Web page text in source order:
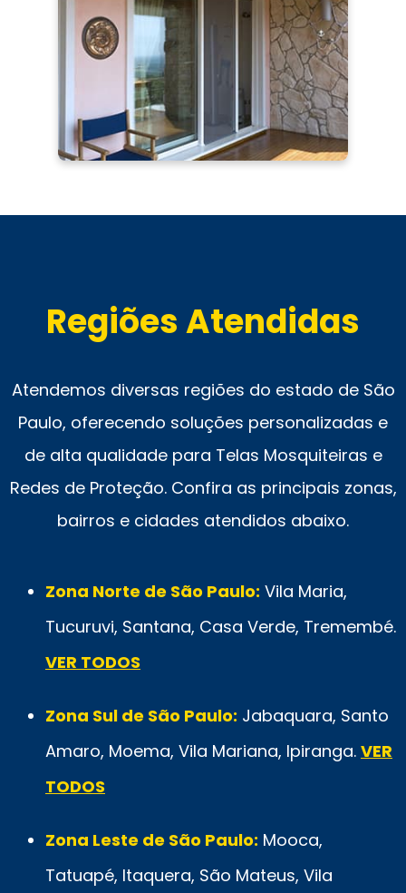
Regiões Atendidas
Atendemos diversas regiões do estado de São
Paulo, oferecendo soluções personalizadas e
de alta qualidade para Telas Mosquiteiras e
Redes de Proteção. Confira as principais zonas,
bairros e cidades atendidos abaixo.
Zona Norte de São Paulo: Vila Maria,
Tucuruvi, Santana, Casa Verde, Tremembé.
VER TODOS
Zona Sul de São Paulo: Jabaquara, Santo
Amaro, Moema, Vila Mariana, Ipiranga. VER
TODOS
Zona Leste de São Paulo: Mooca,
Tatuapé, Itaquera, São Mateus, Vila